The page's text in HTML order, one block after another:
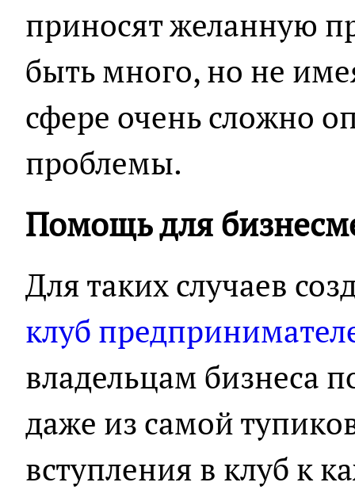
приносят желанную
быть много, но не
сфере очень сложно
проблемы.
Помощь для
Для таких случаев
клуб
владельцам бизнеса
даже из самой
вступления в клуб к